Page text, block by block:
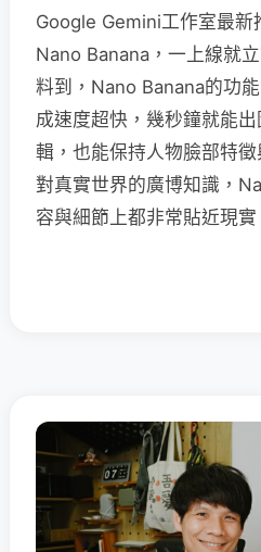
Google Gemini工作室最
Nano Banana，一上線就
料到，Nano Banana的功
成速度超快，幾秒鐘就能
輯，也能保持人物臉部特
對真實世界的廣博知識，
容與細節上都非常貼近現實